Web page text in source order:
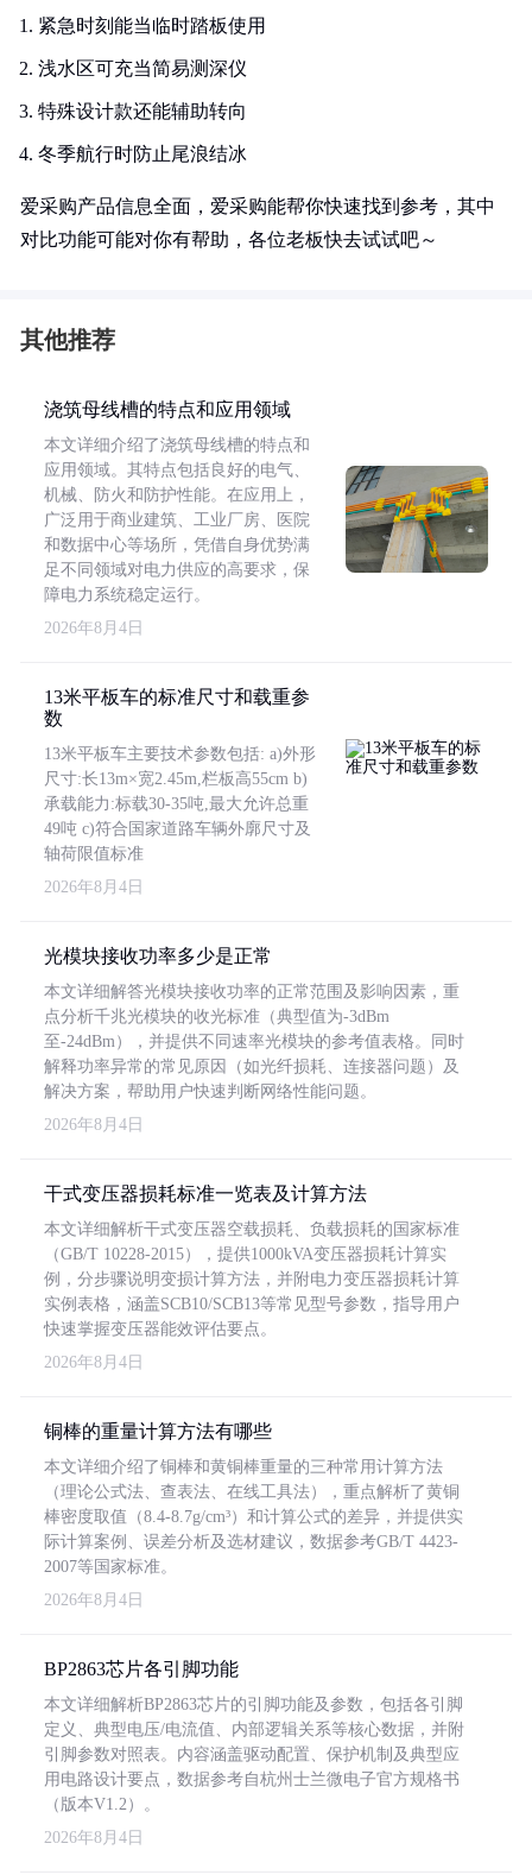
紧急时刻能当临时踏板使用
浅水区可充当简易测深仪
特殊设计款还能辅助转向
冬季航行时防止尾浪结冰
爱采购产品信息全面，爱采购能帮你快速找到参考，其中
对比功能可能对你有帮助，各位老板快去试试吧～
其他推荐
浇筑母线槽的特点和应用领域
本文详细介绍了浇筑母线槽的特点和
应用领域。其特点包括良好的电气、
机械、防火和防护性能。在应用上，
广泛用于商业建筑、工业厂房、医院
和数据中心等场所，凭借自身优势满
足不同领域对电力供应的高要求，保
障电力系统稳定运行。
2026年8月4日
13米平板车的标准尺寸和载重参
数
13米平板车主要技术参数包括: a)外形
尺寸:长13m×宽2.45m,栏板高55cm b)
承载能力:标载30-35吨,最大允许总重
49吨 c)符合国家道路车辆外廓尺寸及
轴荷限值标准
2026年8月4日
光模块接收功率多少是正常
本文详细解答光模块接收功率的正常范围及影响因素，重
点分析千兆光模块的收光标准（典型值为-3dBm
至-24dBm），并提供不同速率光模块的参考值表格。同时
解释功率异常的常见原因（如光纤损耗、连接器问题）及
解决方案，帮助用户快速判断网络性能问题。
2026年8月4日
干式变压器损耗标准一览表及计算方法
本文详细解析干式变压器空载损耗、负载损耗的国家标准
（GB/T 10228-2015），提供1000kVA变压器损耗计算实
例，分步骤说明变损计算方法，并附电力变压器损耗计算
实例表格，涵盖SCB10/SCB13等常见型号参数，指导用户
快速掌握变压器能效评估要点。
2026年8月4日
铜棒的重量计算方法有哪些
本文详细介绍了铜棒和黄铜棒重量的三种常用计算方法
（理论公式法、查表法、在线工具法），重点解析了黄铜
棒密度取值（8.4-8.7g/cm³）和计算公式的差异，并提供实
际计算案例、误差分析及选材建议，数据参考GB/T 4423-
2007等国家标准。
2026年8月4日
BP2863芯片各引脚功能
本文详细解析BP2863芯片的引脚功能及参数，包括各引脚
定义、典型电压/电流值、内部逻辑关系等核心数据，并附
引脚参数对照表。内容涵盖驱动配置、保护机制及典型应
用电路设计要点，数据参考自杭州士兰微电子官方规格书
（版本V1.2）。
2026年8月4日